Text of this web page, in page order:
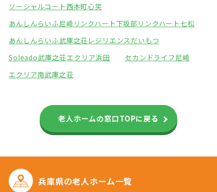
ソーシャルコート西本町心笑
あんしんらいふ尼崎 リンクハート下坂部 リンクハート七松
あんしんらいふ武庫之荘 レジリエンスだいもつ
Soleado武庫之荘エクリア浜田
セカンドライフ尼崎
エクリア南武庫之荘
老人ホームの窓口TOPに戻る
兵庫県の老人ホーム一覧